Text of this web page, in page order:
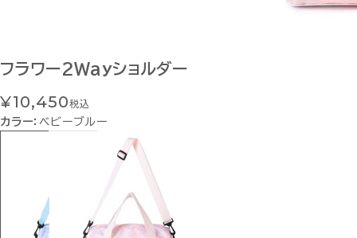
フラワー2Wayショルダー
¥10,450税込
カラー：ベビーブルー